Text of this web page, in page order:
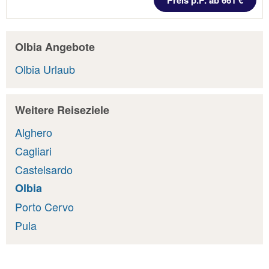
Olbia Angebote
Olbia Urlaub
Weitere Reiseziele
Alghero
Cagliari
Castelsardo
Olbia
Porto Cervo
Pula